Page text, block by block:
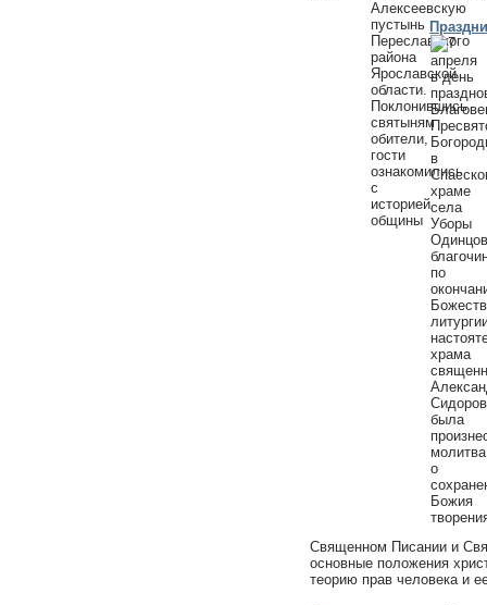
Священном Писании и
основные положения
теорию прав человека и